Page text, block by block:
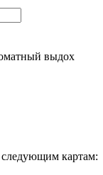
выдох
картам: